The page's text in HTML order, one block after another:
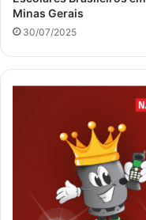
Minas Gerais
30/07/2025